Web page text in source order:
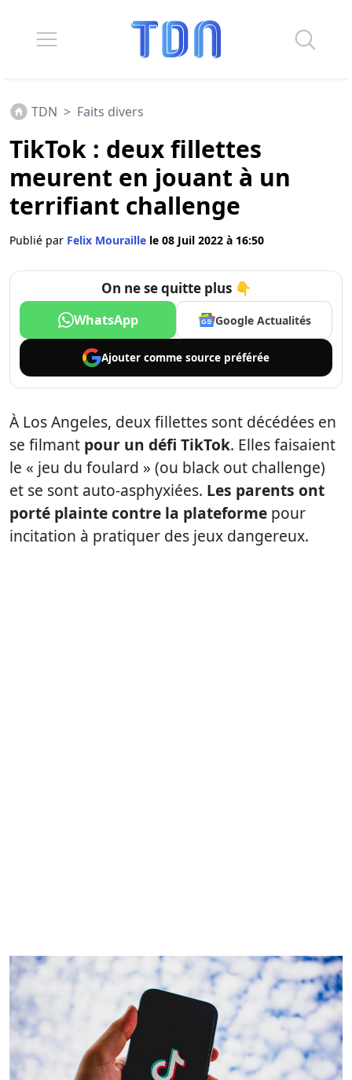
TDN > Faits divers
TikTok : deux fillettes
meurent en jouant à un
terrifiant challenge
Publié par Felix Mouraille le 08 Juil 2022 à 16:50
On ne se quitte plus 👇
WhatsApp Google Actualités
Ajouter comme source préférée
À Los Angeles, deux fillettes sont décédées en
se filmant pour un défi TikTok. Elles faisaient
le « jeu du foulard » (ou black out challenge)
et se sont auto-asphyxiées. Les parents ont
porté plainte contre la plateforme pour
incitation à pratiquer des jeux dangereux.